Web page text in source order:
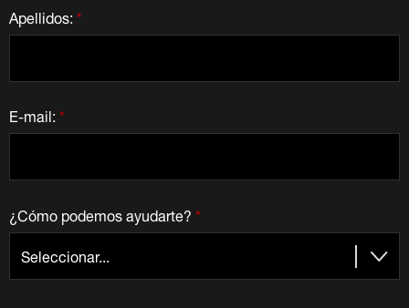
*
Apellidos:
*
E-mail:
*
¿Cómo podemos ayudarte?